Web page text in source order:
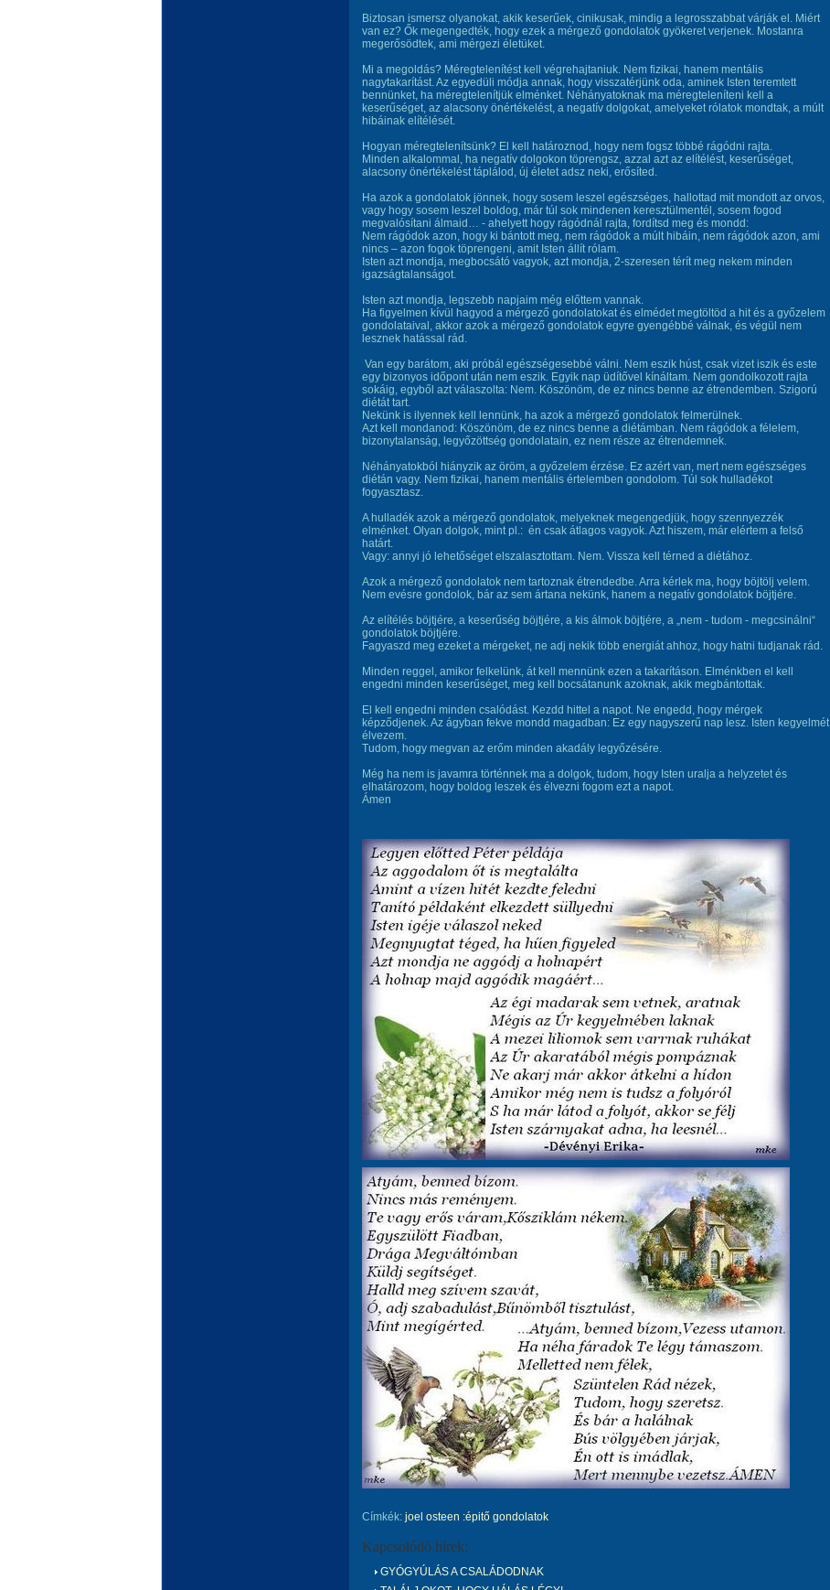
Biztosan ismersz olyanokat, akik keserűek, cinikusak, mindig a legrosszabbat várják el. Miért
van ez? Ők megengedték, hogy ezek a mérgező gondolatok gyökeret verjenek. Mostanra
megerősödtek, ami mérgezi életüket.
Mi a megoldás? Méregtelenítést kell végrehajtaniuk. Nem fizikai, hanem mentális
nagytakarítást. Az egyedüli módja annak, hogy visszatérjünk oda, aminek Isten teremtett
bennünket, ha méregtelenítjük elménket. Néhányatoknak ma méregteleníteni kell a
keserűséget, az alacsony önértékelést, a negatív dolgokat, amelyeket rólatok mondtak, a múlt
hibáinak elítélését.
Hogyan méregtelenítsünk? El kell határoznod, hogy nem fogsz többé rágódni rajta.
Minden alkalommal, ha negatív dolgokon töprengsz, azzal azt az elítélést, keserűséget,
alacsony önértékelést táplálod, új életet adsz neki, erősíted.
Ha azok a gondolatok jönnek, hogy sosem leszel egészséges, hallottad mit mondott az orvos,
vagy hogy sosem leszel boldog, már túl sok mindenen keresztülmentél, sosem fogod
megvalósítani álmaid… - ahelyett hogy rágódnál rajta, fordítsd meg és mondd:
Nem rágódok azon, hogy ki bántott meg, nem rágódok a múlt hibáin, nem rágódok azon, ami
nincs – azon fogok töprengeni, amit Isten állít rólam.
Isten azt mondja, megbocsátó vagyok, azt mondja, 2-szeresen térít meg nekem minden
igazságtalanságot.
Isten azt mondja, legszebb napjaim még előttem vannak.
Ha figyelmen kívül hagyod a mérgező gondolatokat és elmédet megtöltöd a hit és a győzelem
gondolataival, akkor azok a mérgező gondolatok egyre gyengébbé válnak, és végül nem
lesznek hatással rád.
Van egy barátom, aki próbál egészségesebbé válni. Nem eszik húst, csak vizet iszik és este
egy bizonyos időpont után nem eszik. Egyik nap üdítővel kínáltam. Nem gondolkozott rajta
sokáig, egyből azt válaszolta: Nem. Köszönöm, de ez nincs benne az étrendemben. Szigorú
diétát tart.
Nekünk is ilyennek kell lennünk, ha azok a mérgező gondolatok felmerülnek.
Azt kell mondanod: Köszönöm, de ez nincs benne a diétámban. Nem rágódok a félelem,
bizonytalanság, legyőzöttség gondolatain, ez nem része az étrendemnek.
Néhányatokból hiányzik az öröm, a győzelem érzése. Ez azért van, mert nem egészséges
diétán vagy. Nem fizikai, hanem mentális értelemben gondolom. Túl sok hulladékot
fogyasztasz.
A hulladék azok a mérgező gondolatok, melyeknek megengedjük, hogy szennyezzék
elménket. Olyan dolgok, mint pl.: én csak átlagos vagyok. Azt hiszem, már elértem a felső
határt.
Vagy: annyi jó lehetőséget elszalasztottam. Nem. Vissza kell térned a diétához.
Azok a mérgező gondolatok nem tartoznak étrendedbe. Arra kérlek ma, hogy böjtölj velem.
Nem evésre gondolok, bár az sem ártana nekünk, hanem a negatív gondolatok böjtjére.
Az elítélés böjtjére, a keserűség böjtjére, a kis álmok böjtjére, a „nem - tudom - megcsinálni“
gondolatok böjtjére.
Fagyaszd meg ezeket a mérgeket, ne adj nekik több energiát ahhoz, hogy hatni tudjanak rád.
Minden reggel, amikor felkelünk, át kell mennünk ezen a takarításon. Elménkben el kell
engedni minden keserűséget, meg kell bocsátanunk azoknak, akik megbántottak.
El kell engedni minden csalódást. Kezdd hittel a napot. Ne engedd, hogy mérgek
képződjenek. Az ágyban fekve mondd magadban: Ez egy nagyszerű nap lesz. Isten kegyelmét
élvezem.
Tudom, hogy megvan az erőm minden akadály legyőzésére.
Még ha nem is javamra történnek ma a dolgok, tudom, hogy Isten uralja a helyzetet és
elhatározom, hogy boldog leszek és élvezni fogom ezt a napot.
Ámen
Címkék: joel osteen :épitő gondolatok
Kapcsolódó hírek:
GYÓGYÚLÁS A CSALÁDODNAK